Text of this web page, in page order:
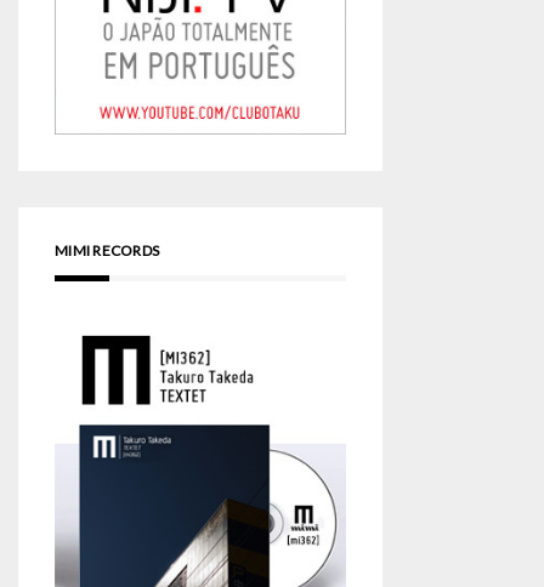
MIMI RECORDS